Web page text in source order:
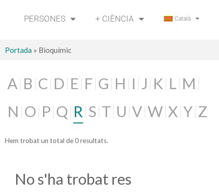
PERSONES + CIÈNCIA Català
Portada » Bioquímic
A B C D E F G H I J K L M
N O P Q R S T U V W X Y Z
Hem trobat un total de 0 resultats.
No s'ha trobat res